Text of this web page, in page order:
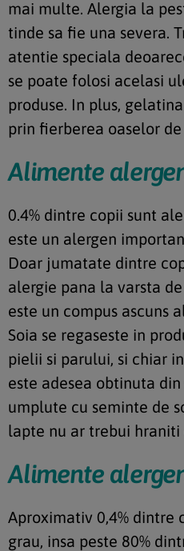
mai multe. Alergia la
tinde sa fie una severa.
atentie speciala
se poate folosi acelasi
produse. In plus,
prin fierberea oaselor de
Alimente
0.4% dintre copii sunt
este un alergen
Doar jumatate dintre
alergie pana la varsta
este un compus ascuns
Soia se regaseste in
pielii si parului, si chiar
este adesea obtinuta
umplute cu seminte de
lapte nu ar trebui hraniti
Alimente
Aproximativ 0,4% dintre
grau, insa peste 80%